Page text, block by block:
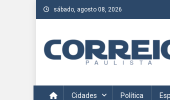
Skip
to
sábado, agosto 08, 2026
Acompanhe as últimas notícias da
Cidades Política